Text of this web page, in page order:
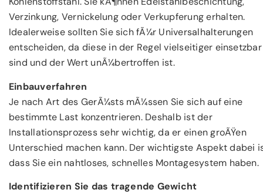
Verzinkung, Vernickelung oder Verkupferung erhalten.
Idealerweise sollten Sie sich fÃ¼r Universalhalterungen
entscheiden, da diese in der Regel vielseitiger einsetzbar
sind und der Wert unÃ¼bertroffen ist.
Einbauverfahren
Je nach Art des GerÃ¼sts mÃ¼ssen Sie sich auf eine
bestimmte Last konzentrieren. Deshalb ist der
Installationsprozess sehr wichtig, da er einen groÃŸen
Unterschied machen kann. Der wichtigste Aspekt dabei
dass Sie ein nahtloses, schnelles Montagesystem haben.
Identifizieren Sie das tragende Gewicht